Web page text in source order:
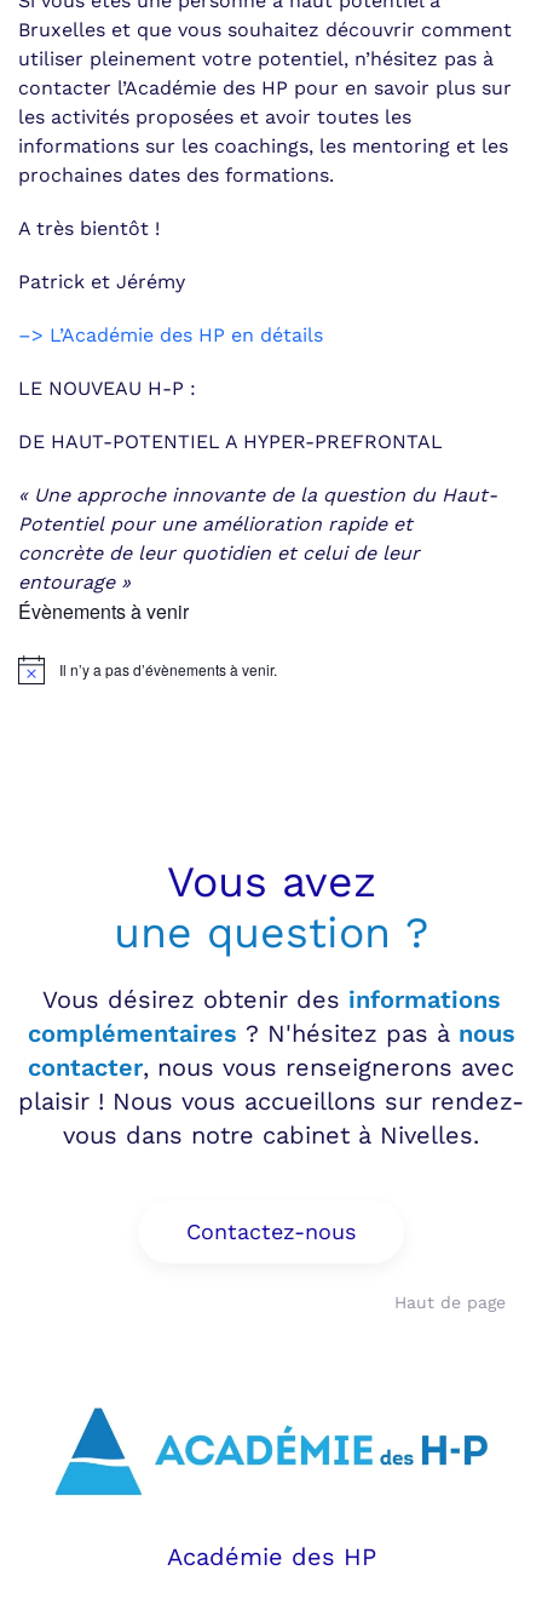
Bruxelles et que vous souhaitez découvrir comment
utiliser pleinement votre potentiel, n’hésitez pas à
contacter l’Académie des HP pour en savoir plus sur
les activités proposées et avoir toutes les
informations sur les coachings, les mentoring et les
prochaines dates des formations.
A très bientôt !
Patrick et Jérémy
–> L’Académie des HP en détails
LE NOUVEAU H-P :
DE HAUT-POTENTIEL A HYPER-PREFRONTAL
« Une approche innovante de la question du Haut-
Potentiel pour une amélioration rapide et
concrète de leur quotidien et celui de leur
entourage »
Évènements à venir
Notice Il n’y a pas d’évènements à venir.
Vous avez
une question ?
Vous désirez obtenir des informations
complémentaires ? N'hésitez pas à nous
contacter, nous vous renseignerons avec
plaisir ! Nous vous accueillons sur rendez-
vous dans notre cabinet à Nivelles.
Contactez-nous
Haut de page
Académie des HP